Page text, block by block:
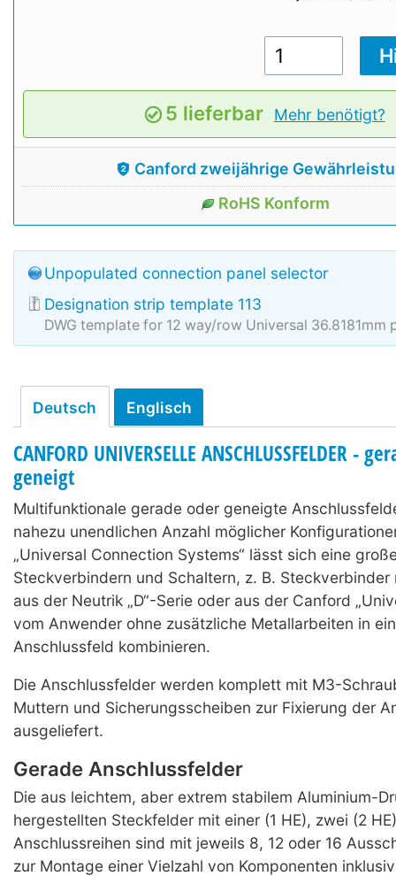
5 lieferbar Mehr benötigt?
Canford zweijährige
RoHS Konform
Unpopulated connection panel selector
Designation strip template 113
DWG template for 12 way/row Universal 36.8181mm
Deutsch Englisch
CANFORD UNIVERSELLE ANSCHLUSSFELDER -
geneigt
Multifunktionale gerade oder geneigte
nahezu unendlichen Anzahl möglicher
„Universal Connection Systems“ lässt sich eine
Steckverbindern und Schaltern, z. B. Steckverbinder
aus der Neutrik „D“-Serie oder aus der Canford
vom Anwender ohne zusätzliche Metallarbeiten in
Anschlussfeld kombinieren.
Die Anschlussfelder werden komplett mit M3-
Muttern und Sicherungsscheiben zur Fixierung der
ausgeliefert.
Gerade Anschlussfelder
Die aus leichtem, aber extrem stabilem Aluminium-
hergestellten Steckfelder mit einer (1 HE), zwei (2
Anschlussreihen sind mit jeweils 8, 12 oder 16
zur Montage einer Vielzahl von Komponenten